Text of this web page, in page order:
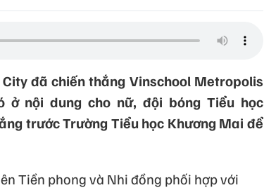
đã chiến thắng Vinschool Metropolis
ở nội dung cho nữ, đội bóng Tiểu học
trước Trường Tiểu học Khương Mai để
Tiền phong và Nhi đồng phối hợp với